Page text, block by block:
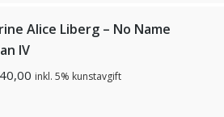
Alice Liberg – No Name
IV
inkl. 5% kunstavgift